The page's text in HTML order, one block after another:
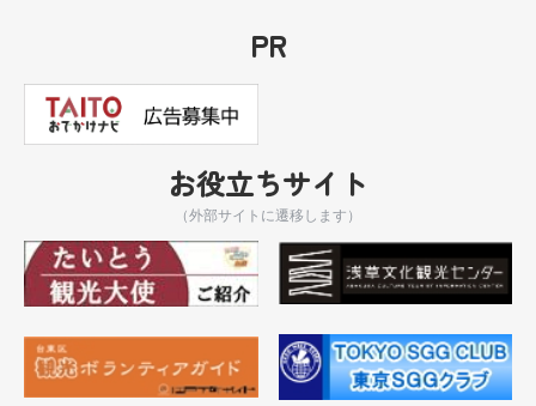
PR
お役立ちサイト
（外部サイトに遷移します）